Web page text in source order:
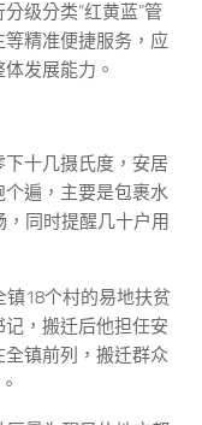
级分类“红黄蓝”管
精准便捷服务，应
发展能力。
十几摄氏度，安居
遍，主要是包裹水
同时提醒几十户用
镇18个村的易地扶贫
，搬迁后他担任安
镇前列，搬迁群众